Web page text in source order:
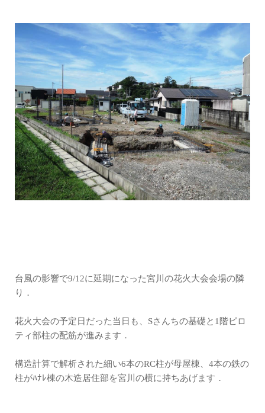
台風の影響で9/12に延期になった宮川の花火大会会場の隣
り．
花火大会の予定日だった当日も、Sさんちの基礎と1階ピロ
ティ部柱の配筋が進みます．
構造計算で解析された細い6本のRC柱が母屋棟、4本の鉄の
柱がﾊﾅﾚ棟の木造居住部を宮川の横に持ちあげます．